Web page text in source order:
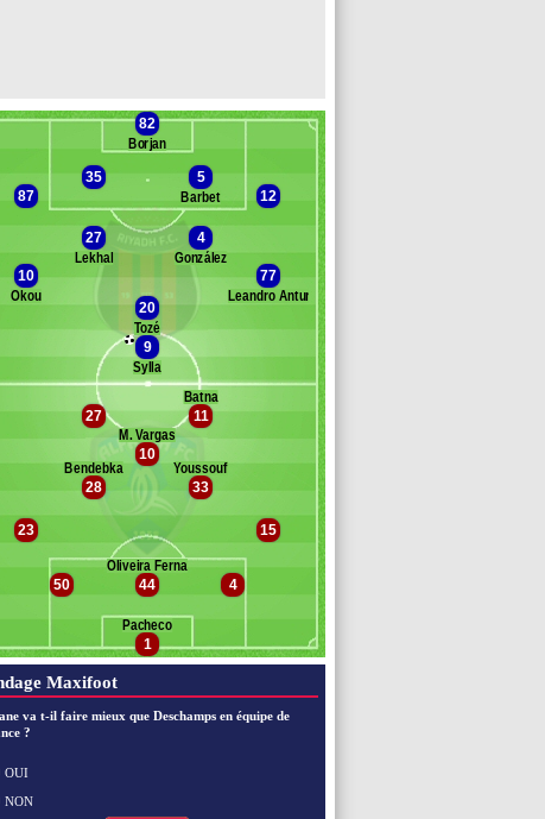
Banc des remplaçants Al Riyadh
Banc des remplaçantsAl Fateh
82
Borjan
35
5
Barbet
87 12
27
Lekhal
4
González
10
Okou
77
Leandro Antunes
20
Tozé
9
Sylla
1
Pacheco
4
44
Oliveira Fernandes Jorge
50
15
23
33
Youssouf
28
Bendebka
10
M. Vargas
11
Batna
27
Maxifoot
va t-il faire mieux que Deschamps en équipe de
?
OUI
NON